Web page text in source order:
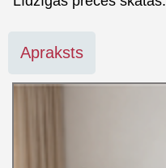
Apraksts